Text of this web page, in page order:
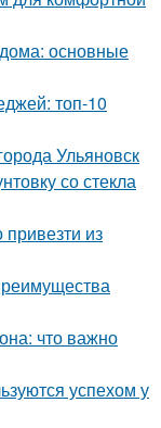
основные
топ-10
Ульяновск
со стекла
из
что важно
успехом у